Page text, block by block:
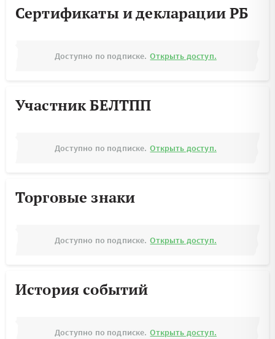
Сертификаты и декларации РБ
Доступно по подписке. Открыть доступ.
Участник БЕЛТПП
Доступно по подписке. Открыть доступ.
Торговые знаки
Доступно по подписке. Открыть доступ.
История событий
Доступно по подписке. Открыть доступ.